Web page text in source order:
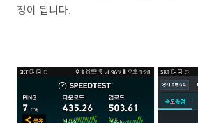
정이 됩니다.